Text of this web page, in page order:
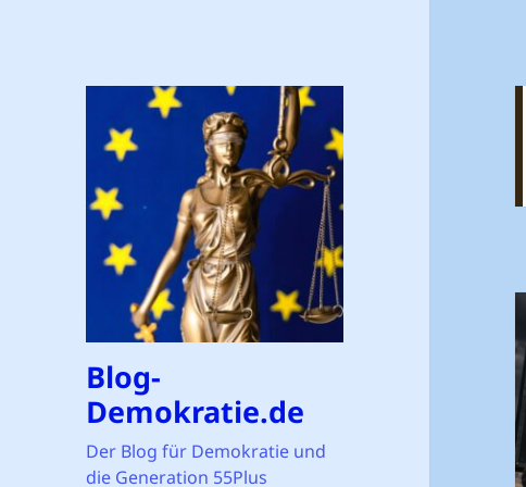
Blog-
Demokratie.de
Der Blog für Demokratie und
die Generation 55Plus